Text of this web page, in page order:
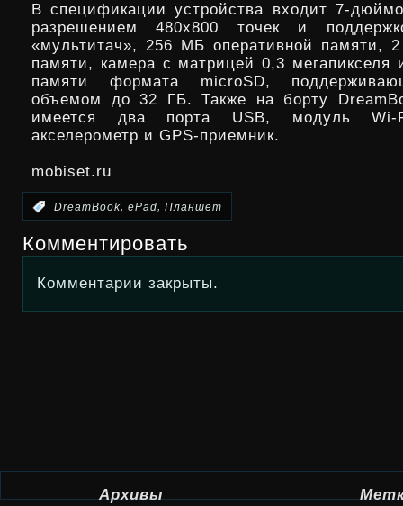
В спецификации устройства входит 7-
разрешением 480х800 точек и
«мультитач», 256 МБ оперативной памяти,
памяти, камера с матрицей 0,3 мегапикселя
памяти формата microSD,
объемом до 32 ГБ. Также на борту
имеется два порта USB, модуль Wi-
акселерометр и GPS-приемник.
mobiset.ru
DreamBook, ePad, Планшет
Комментировать
Комментарии закрыты.
Архивы